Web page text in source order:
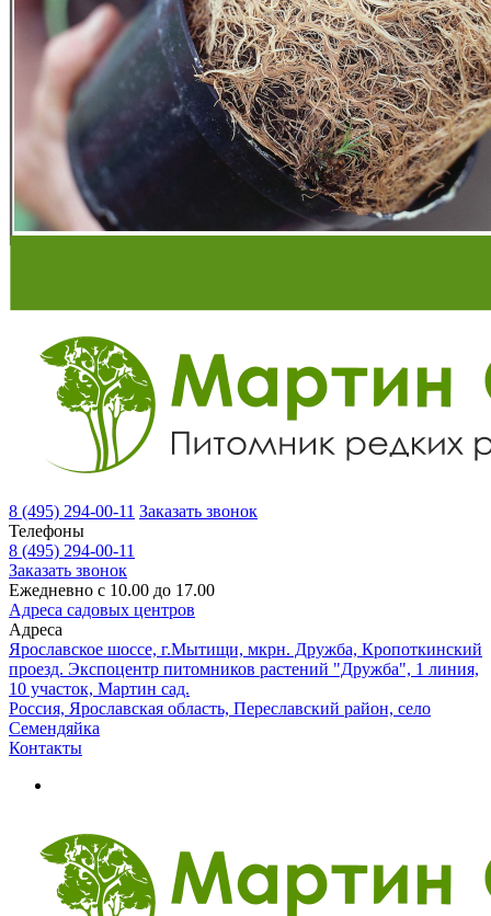
8 (495) 294-00-11 Заказать звонок
Телефоны
8 (495) 294-00-11
Заказать звонок
Ежедневно с 10.00 до 17.00
Адреса садовых центров
Адреса
Ярославское шоссе, г.Мытищи, мкрн. Дружба, Кропоткинский
проезд. Экспоцентр питомников растений "Дружба", 1 линия,
10 участок, Мартин сад.
Россия, Ярославская область, Переславский район, село
Семендяйка
Контакты